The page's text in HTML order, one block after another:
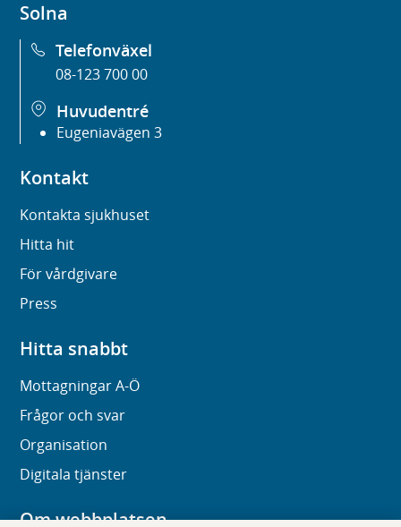
Solna
Telefonväxel
08-123 700 00
Huvudentré
Eugeniavägen 3
Kontakt
Kontakta sjukhuset
Hitta hit
För vårdgivare
Press
Hitta snabbt
Mottagningar A-Ö
Frågor och svar
Organisation
Digitala tjänster
Om webbplatsen